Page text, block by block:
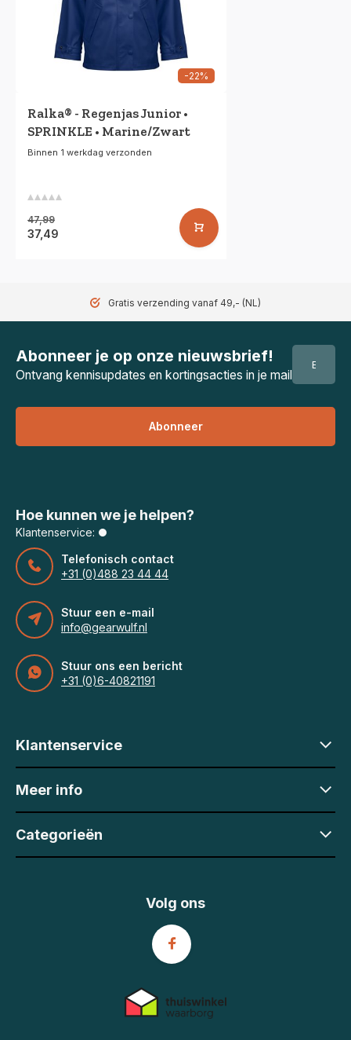
-22%
Ralka® - Regenjas Junior •
SPRINKLE • Marine/Zwart
Binnen 1 werkdag verzonden
47,99
37,49
Gratis verzending vanaf 49,- (NL)
Abonneer je op onze nieuwsbrief!
Ontvang kennisupdates en kortingsacties in je mail
Abonneer
Hoe kunnen we je helpen?
Klantenservice:
Telefonisch contact
+31 (0)488 23 44 44
Stuur een e-mail
info@gearwulf.nl
Stuur ons een bericht
+31 (0)6-40821191
Klantenservice
Meer info
Categorieën
Volg ons